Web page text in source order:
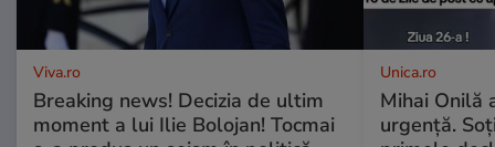
Viva.ro
Breaking news! Decizia de ultim
moment a lui Ilie Bolojan! Tocmai
Unica.ro
Mihai Onilă
urgență.